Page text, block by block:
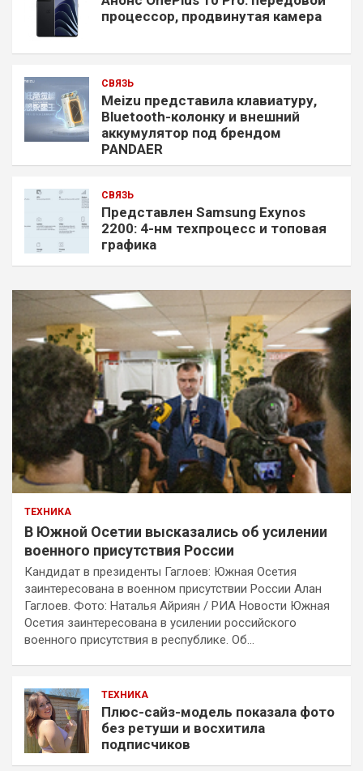
процессор, продвинутая камера
СВЯЗЬ
Meizu представила клавиатуру,
Bluetooth-колонку и внешний
аккумулятор под брендом
PANDAER
СВЯЗЬ
Представлен Samsung Exynos
2200: 4-нм техпроцесс и топовая
графика
ТЕХНИКА
В Южной Осетии высказались об усилении
военного присутствия России
Кандидат в президенты Гаглоев: Южная Осетия
заинтересована в военном присутствии России Алан
Гаглоев. Фото: Наталья Айриян / РИА Новости Южная
Осетия заинтересована в усилении российского
военного присутствия в республике. Об…
ТЕХНИКА
Плюс-сайз-модель показала фото
без ретуши и восхитила
подписчиков